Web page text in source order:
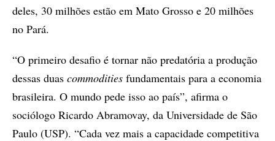
deles, 30 milhões estão em Mato Grosso e 20 milhões
no Pará.
“O primeiro desafio é tornar não predatória a produção
dessas duas commodities fundamentais para a economia
brasileira. O mundo pede isso ao país”, afirma o
sociólogo Ricardo Abramovay, da Universidade de São
Paulo (USP). “Cada vez mais a capacidade competitiva